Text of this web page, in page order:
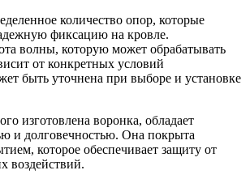
количество опор, которые
фиксацию на кровле.
волны, которую может обрабатывать
от конкретных условий
быть уточнена при выборе и установке
изготовлена воронка, обладает
и долговечностью. Она покрыта
которое обеспечивает защиту от
воздействий.